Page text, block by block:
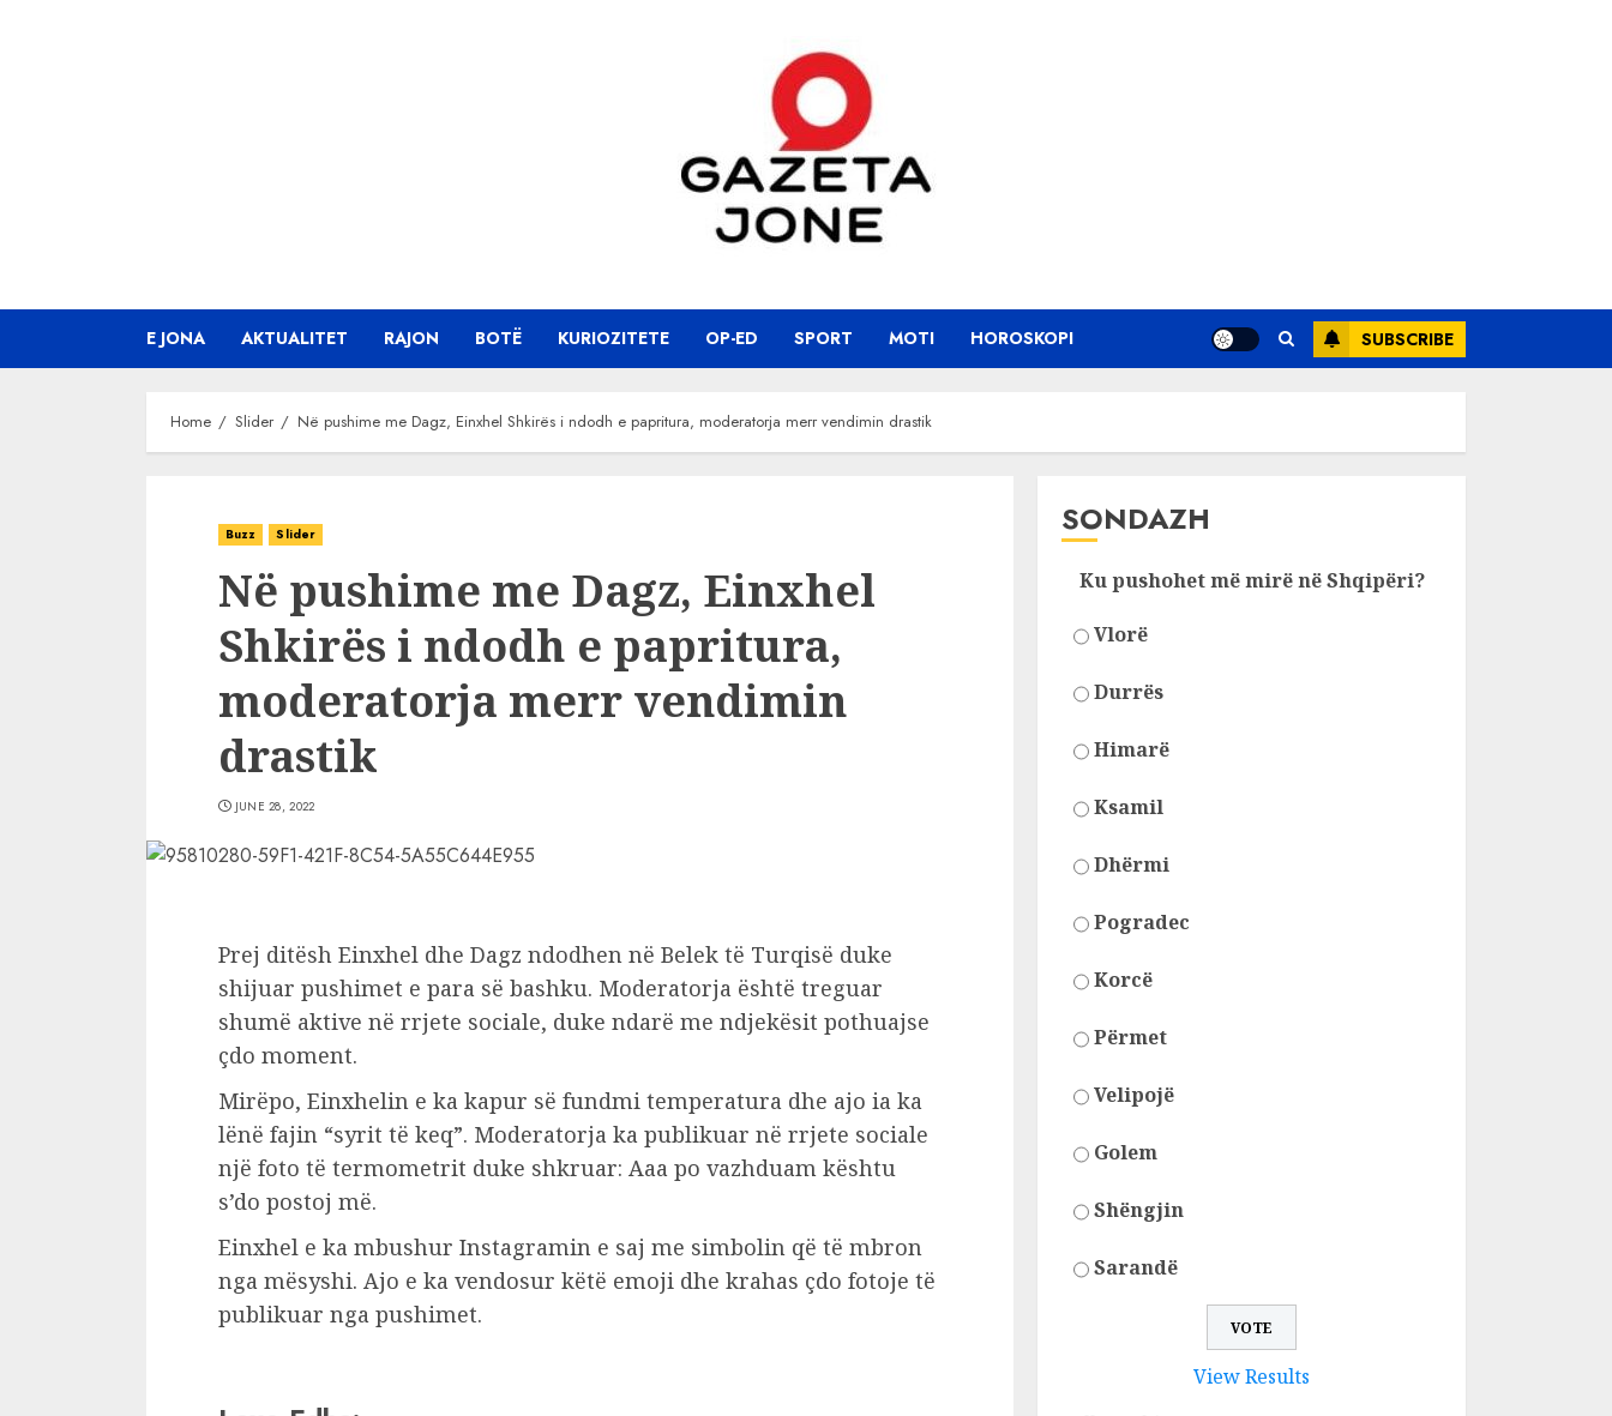
E JONA AKTUALITET RAJON BOTË KURIOZITETE OP-ED SPORT MOTI HOROSKOPI SUBSCRIBE
Home Slider Në pushime me Dagz, Einxhel Shkirës i ndodh e papritura, moderatorja merr vendimin drastik
Buzz Slider
Në pushime me Dagz, Einxhel
Shkirës i ndodh e papritura,
moderatorja merr vendimin
drastik
JUNE 28, 2022
Prej ditësh Einxhel dhe Dagz ndodhen në Belek të Turqisë duke
shijuar pushimet e para së bashku. Moderatorja është treguar
shumë aktive në rrjete sociale, duke ndarë me ndjekësit pothuajse
çdo moment.
Mirëpo, Einxhelin e ka kapur së fundmi temperatura dhe ajo ia ka
lënë fajin “syrit të keq”. Moderatorja ka publikuar në rrjete sociale
një foto të termometrit duke shkruar: Aaa po vazhduam kështu
s’do postoj më.
Einxhel e ka mbushur Instagramin e saj me simbolin që të mbron
nga mësyshi. Ajo e ka vendosur këtë emoji dhe krahas çdo fotoje të
publikuar nga pushimet.
SONDAZH
Ku pushohet më mirë në Shqipëri?
Vlorë
Durrës
Himarë
Ksamil
Dhërmi
Pogradec
Korcë
Përmet
Velipojë
Golem
Shëngjin
Sarandë
View Results